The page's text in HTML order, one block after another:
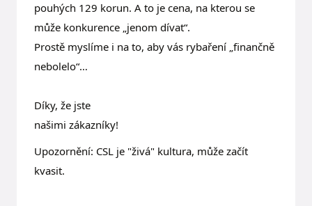
pouhých 129 korun. A to je cena, na kterou se
může konkurence „jenom dívat“.
Prostě myslíme i na to, aby vás rybaření „finančně
nebolelo“…
Díky, že jste
našimi zákazníky!
Upozornění: CSL je "živá" kultura, může začít
kvasit.